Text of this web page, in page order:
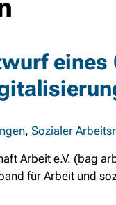
eines
, Sozialer
Arbeit e.V. (bag
für Arbeit und